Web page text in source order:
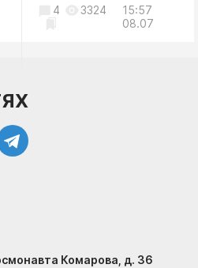
15:57
08.07
4 3324
Комарова, д. 36